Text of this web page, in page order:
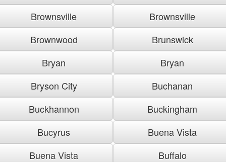
Brownsville
Brownsville
Brownwood
Brunswick
Bryan
Bryan
Bryson City
Buchanan
Buckhannon
Buckingham
Bucyrus
Buena Vista
Buena Vista
Buffalo